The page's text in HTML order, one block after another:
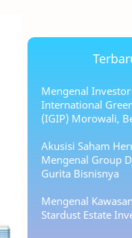
Mengenal
International
(IGIP) Morowali,
Akusisi Saham
Mengenal Group
Gurita Bisnisnya
Mengenal
Stardust Estate